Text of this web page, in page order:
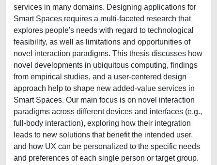
services in many domains. Designing applications for
Smart Spaces requires a multi-faceted research that
explores people's needs with regard to technological
feasibility, as well as limitations and opportunities of
novel interaction paradigms. This thesis discusses how
novel developments in ubiquitous computing, findings
from empirical studies, and a user-centered design
approach help to shape new added-value services in
Smart Spaces. Our main focus is on novel interaction
paradigms across different devices and interfaces (e.g.,
full-body interaction), exploring how their integration
leads to new solutions that benefit the intended user,
and how UX can be personalized to the specific needs
and preferences of each single person or target group.